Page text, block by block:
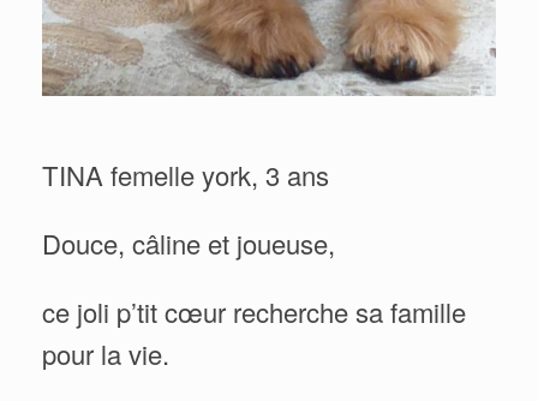
TINA femelle york, 3 ans
Douce, câline et joueuse,
ce joli p’tit cœur recherche sa famille
pour la vie.